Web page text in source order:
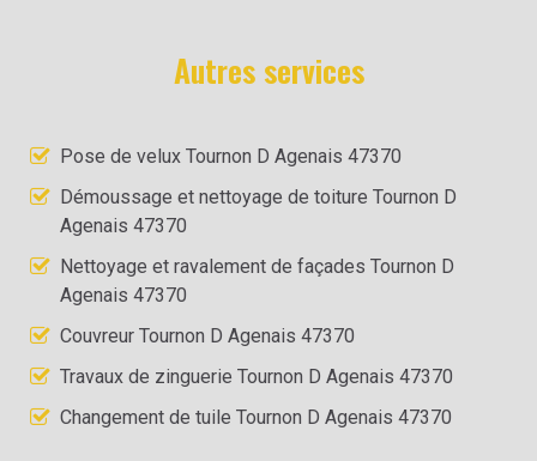
Autres services
Pose de velux Tournon D Agenais 47370
Démoussage et nettoyage de toiture Tournon D
Agenais 47370
Nettoyage et ravalement de façades Tournon D
Agenais 47370
Couvreur Tournon D Agenais 47370
Travaux de zinguerie Tournon D Agenais 47370
Changement de tuile Tournon D Agenais 47370